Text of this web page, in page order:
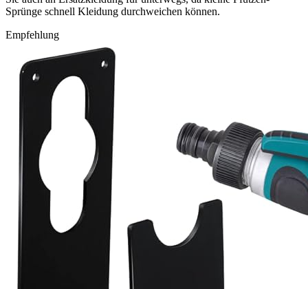
Sprünge schnell Kleidung durchweichen können.
Empfehlung